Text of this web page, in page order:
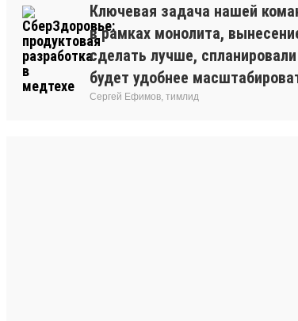
Ключевая задача нашей
в рамках монолита,
сделать лучше,
будет удобнее
Сергей Ефимов, тимлид